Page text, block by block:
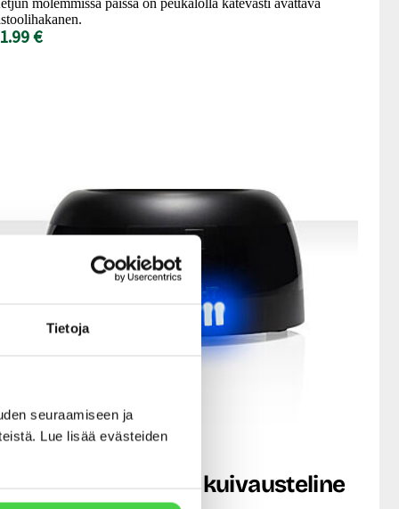
Tietoja
seuraamiseen ja
Lue lisää evästeiden
molemmissa päissä on peukalolla kätevästi avattava
€
- Automaattinen kuivausteline